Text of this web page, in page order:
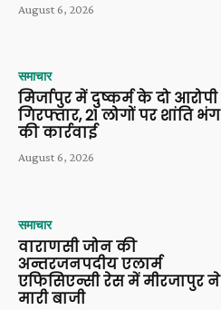
August 6, 2026
समाचार
मिर्जापुर में दुष्कर्म के दो आरोपी
गिरफ्तार, 21 लोगों पर शांति भंग
की कार्रवाई
August 6, 2026
समाचार
वाराणसी जोन की
अन्तरजनपदीय एलार्म
एफिसिएन्सी रेस में मीरजापुर ने
मारी बाजी